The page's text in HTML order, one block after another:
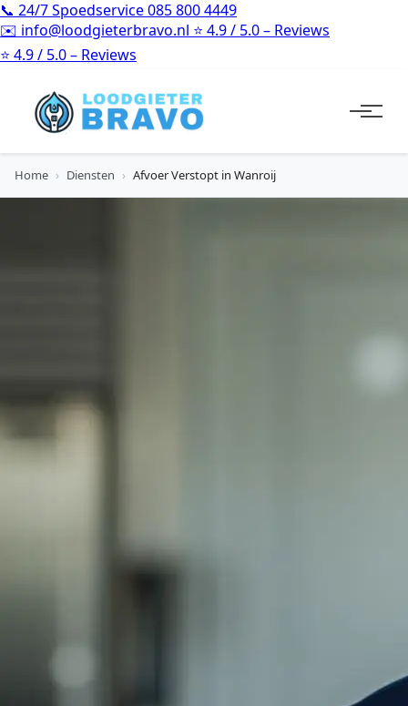
📞 24/7 Spoedservice085 800 4449
✉️ info@loodgieterbravo.nl ⭐ 4.9 / 5.0 – Reviews
⭐ 4.9 / 5.0 – Reviews
Home › Diensten › Afvoer Verstopt in Wanroij